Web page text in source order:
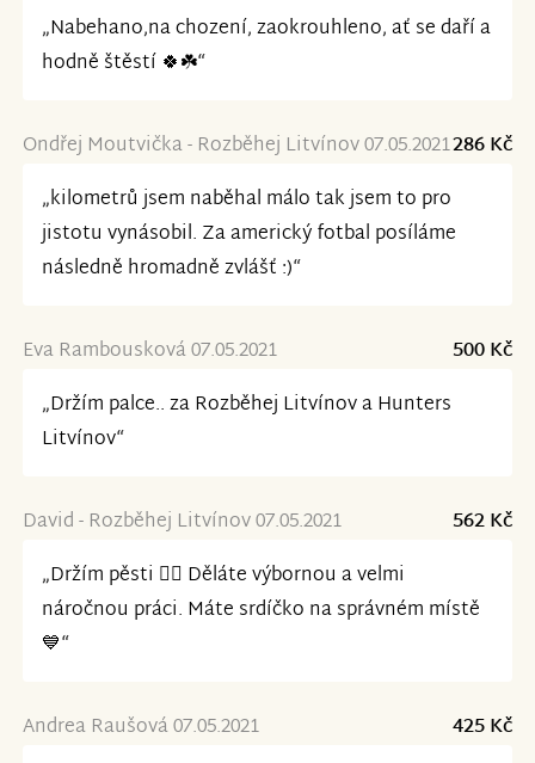
„Nabehano,na chození, zaokrouhleno, ať se daří a
hodně štěstí 🍀☘️“
Ondřej Moutvička - Rozběhej Litvínov 07.05.2021286 Kč
„kilometrů jsem naběhal málo tak jsem to pro
jistotu vynásobil. Za americký fotbal posíláme
následně hromadně zvlášť :)“
Eva Rambousková 07.05.2021
500 Kč
„Držím palce.. za Rozběhej Litvínov a Hunters
Litvínov“
David - Rozběhej Litvínov 07.05.2021
562 Kč
„Držím pěsti ✊🏻 Děláte výbornou a velmi
náročnou práci. Máte srdíčko na správném místě
💙“
Andrea Raušová 07.05.2021
425 Kč